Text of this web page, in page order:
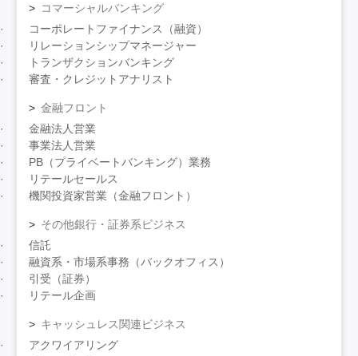
コマーシャルバンキング
コーポレートファイナンス（融資）
リレーションシップマネージャー
トランザクションバンキング
審査・クレジットアナリスト
金融フロント
金融法人営業
事業法人営業
PB（プライベートバンキング）業務
リテールセールス
機関投資家営業（金融フロント）
その他銀行・証券系ビジネス
信託
融資系・市場系事務（バックオフィス）
引受（証券）
リテール企画
キャッシュレス関連ビジネス
アクワイアリング